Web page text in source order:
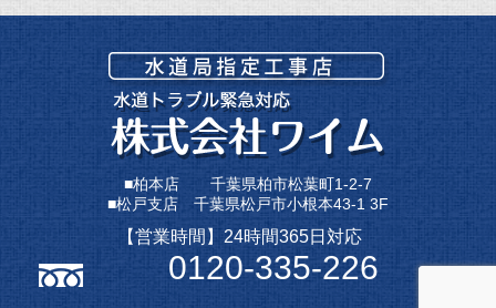
■柏本店 千葉県柏市松葉町1-2-7
■松戸支店 千葉県松戸市小根本43-1 3F
【営業時間】24時間365日対応
0120-335-226